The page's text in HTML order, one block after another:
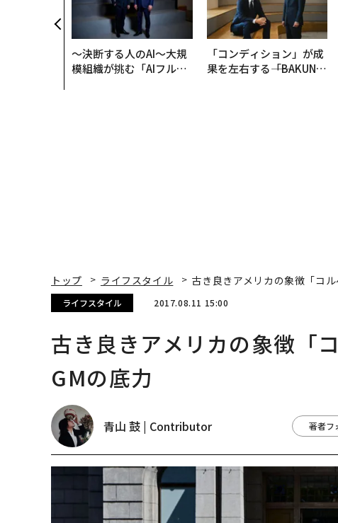
〜決断する人のAI〜大規
模組織が挑む「AIフル実
「コンディション」が成
果を左右する――「BAKUN
トップ ライフスタイル 古き良きアメリカの象徴「コ
ライフスタイル 2017.08.11 15:00
古き良きアメリカの象徴「
GMの底力
青山 鼓 | Contributor 著者フ